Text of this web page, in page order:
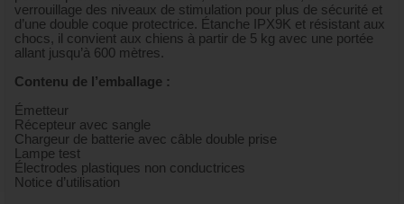
verrouillage des niveaux de stimulation pour plus de sécurité et
d’une double coque protectrice. Étanche IPX9K et résistant aux
chocs, il convient aux chiens à partir de 5 kg avec une portée
allant jusqu’à 600 mètres.
Contenu de l’emballage :
Émetteur
Récepteur avec sangle
Chargeur de batterie avec câble double prise
Lampe test
Électrodes plastiques non conductrices
Notice d’utilisation